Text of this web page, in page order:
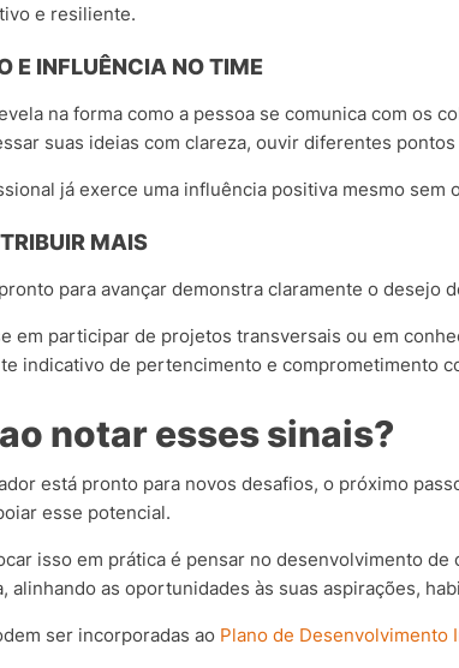
e resiliente.
E INFLUÊNCIA NO TIME
na forma como a pessoa se comunica com os
suas ideias com clareza, ouvir diferentes
já exerce uma influência positiva mesmo sem
MAIS
para avançar demonstra claramente o desejo
em participar de projetos transversais ou em
indicativo de pertencimento e comprometimento
notar esses sinais?
está pronto para novos desafios, o próximo
esse potencial.
isso em prática é pensar no desenvolvimento
alinhando as oportunidades às suas aspirações,
ser incorporadas ao Plano de Desenvolvimento